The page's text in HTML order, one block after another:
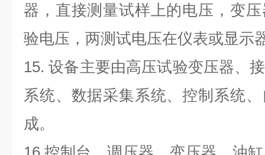
器，直接测量试样上的电压，变
验电压，两测试电压在仪表或显示
15. 设备主要由高压试验变压器、
系统、数据采集系统、控制系统
成。